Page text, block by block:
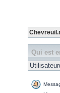
Qui est